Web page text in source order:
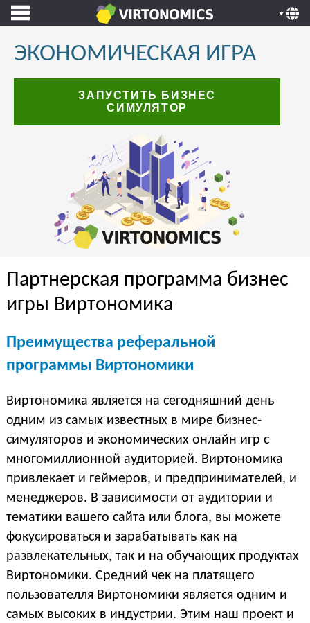
ЭКОНОМИЧЕСКАЯ ИГРА
ЗАПУСТИТЬ БИЗНЕС
СИМУЛЯТОР
Партнерская программа бизнес
игры Виртономика
Преимущества реферальной
программы Виртономики
Виртономика является на сегодняшний день
одним из самых известных в мире бизнес-
симуляторов и экономических онлайн игр с
многомиллионной аудиторией. Виртономика
привлекает и геймеров, и предпринимателей, и
менеджеров. В зависимости от аудитории и
тематики вашего сайта или блога, вы можете
фокусироваться и зарабатывать как на
развлекательных, так и на обучающих продуктах
Виртономики. Средний чек на платящего
пользователля Виртономики является одним и
самых высоких в индустрии. Этим наш проект и